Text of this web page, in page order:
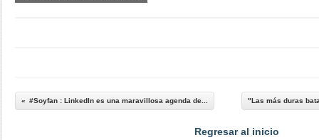
#Soyfan : LinkedIn es una maravillosa agenda de... "Las más duras
Regresar al inicio